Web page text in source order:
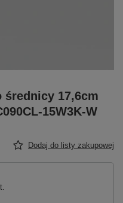
średnicy 17,6cm
15W3K-W
Dodaj do listy zakupowej